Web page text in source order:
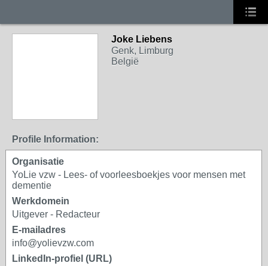
Joke Liebens
Genk, Limburg
België
Profile Information:
Organisatie
YoLie vzw - Lees- of voorleesboekjes voor mensen met
dementie
Werkdomein
Uitgever - Redacteur
E-mailadres
info@yolievzw.com
LinkedIn-profiel (URL)